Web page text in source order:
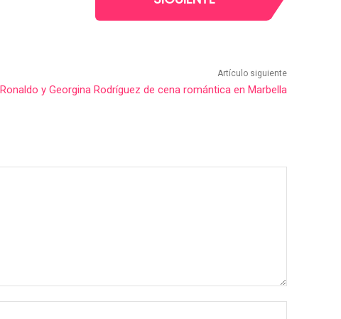
Artículo siguiente
y Georgina Rodríguez de cena romántica en Marbella